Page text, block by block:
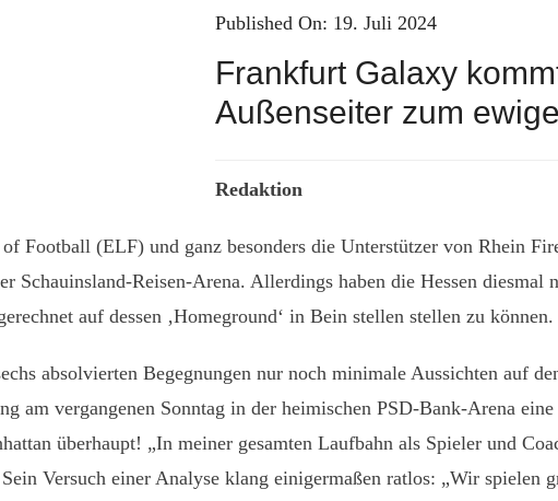
Published On: 19. Juli 2024
Frankfurt Galaxy
Außenseiter zum
Redaktion
Football (ELF) und ganz besonders die Unterstützer von Rhein
Reisen-Arena. Allerdings haben die Hessen diesmal
auf dessen ‚Homeground‘ in Bein stellen stellen zu können.
absolvierten Begegnungen nur noch minimale Aussichten auf
am vergangenen Sonntag in der heimischen PSD-Bank-Arena
überhaupt! „In meiner gesamten Laufbahn als Spieler und
Versuch einer Analyse klang einigermaßen ratlos: „Wir spielen